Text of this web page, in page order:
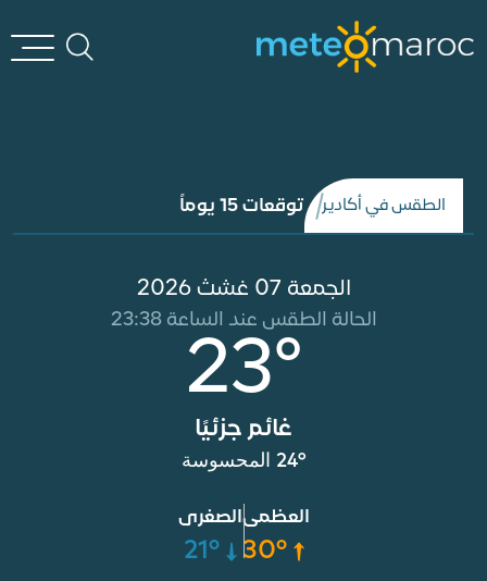
الطقس في أكادير توقعات 15 يوماً
الجمعة 07 غشث 2026
الحالة الطقس عند الساعة 23:38
23°
غائم جزئيًا
24° المحسوسة
العظمى
30°
الصغرى
21°